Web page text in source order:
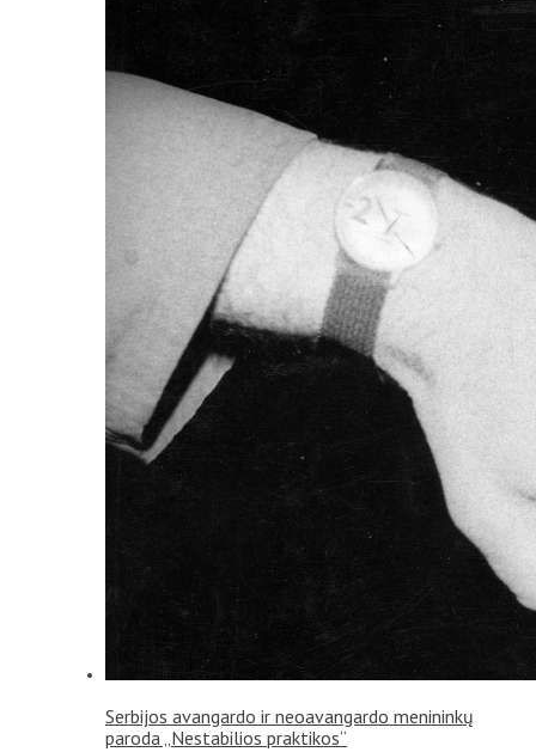
Serbijos avangardo ir neoavangardo menininkų
paroda „Nestabilios praktikos“